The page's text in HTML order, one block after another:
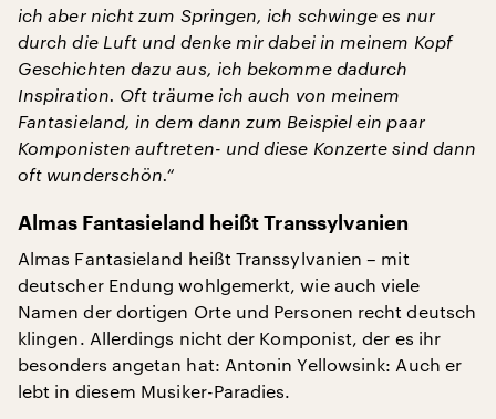
ich aber nicht zum Springen, ich schwinge es nur
durch die Luft und denke mir dabei in meinem Kopf
Geschichten dazu aus, ich bekomme dadurch
Inspiration. Oft träume ich auch von meinem
Fantasieland, in dem dann zum Beispiel ein paar
Komponisten auftreten- und diese Konzerte sind dann
oft wunderschön.“
Almas Fantasieland heißt Transsylvanien
Almas Fantasieland heißt Transsylvanien – mit
deutscher Endung wohlgemerkt, wie auch viele
Namen der dortigen Orte und Personen recht deutsch
klingen. Allerdings nicht der Komponist, der es ihr
besonders angetan hat: Antonin Yellowsink: Auch er
lebt in diesem Musiker-Paradies.